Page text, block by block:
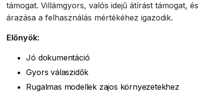
támogat. Villámgyors, valós idejű átírást támogat, és
árazása a felhasználás mértékéhez igazodik.
Előnyök:
Jó dokumentáció
Gyors válaszidők
Rugalmas modellek zajos környezetekhez